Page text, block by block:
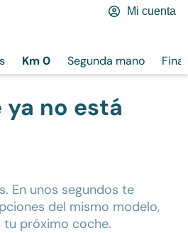
Km 0 Segunda mano
Mi cuenta
ya no está
En unos segundos te
del mismo modelo,
tu próximo coche.